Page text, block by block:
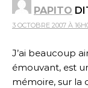
PAPITO
3 OCTOBRE 2007 À
J’ai beaucoup
émouvant, est
mémoire, sur la